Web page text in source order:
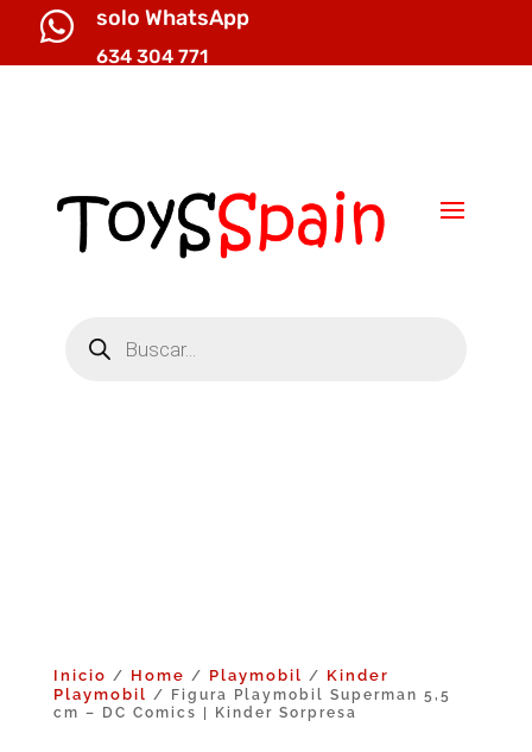
 solo WhatsApp
634 304 771
productos
Inicio / Home / Playmobil / Kinder
Playmobil / Figura Playmobil Superman 5,5
cm – DC Comics | Kinder Sorpresa